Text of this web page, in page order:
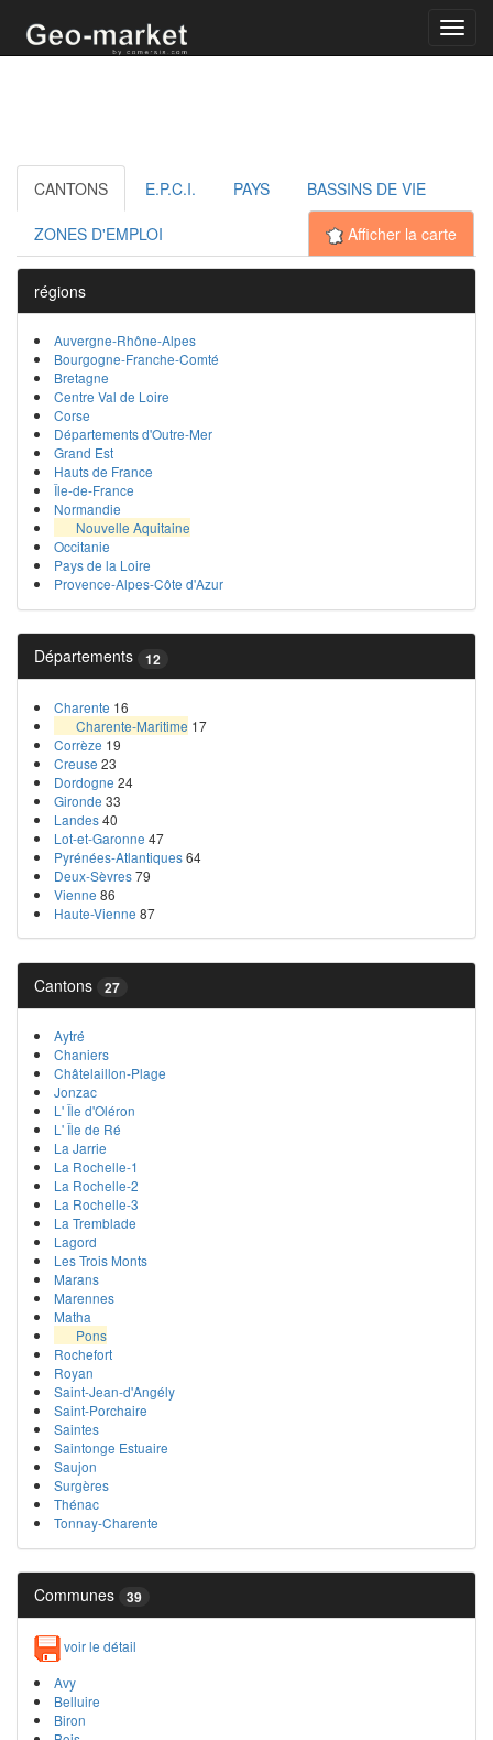
CANTONS E.P.C.I. PAYS BASSINS DE VIE
ZONES D'EMPLOI Afficher la carte
régions
Auvergne-Rhône-Alpes
Bourgogne-Franche-Comté
Bretagne
Centre Val de Loire
Corse
Départements d'Outre-Mer
Grand Est
Hauts de France
Île-de-France
Normandie
Nouvelle Aquitaine
Occitanie
Pays de la Loire
Provence-Alpes-Côte d'Azur
Départements 12
Charente 16
Charente-Maritime 17
Corrèze 19
Creuse 23
Dordogne 24
Gironde 33
Landes40
Lot-et-Garonne 47
Pyrénées-Atlantiques64
Deux-Sèvres79
Vienne 86
Haute-Vienne 87
Cantons 27
Aytré
Chaniers
Châtelaillon-Plage
Jonzac
L' Île d'Oléron
L' Île de Ré
La Jarrie
La Rochelle-1
La Rochelle-2
La Rochelle-3
La Tremblade
Lagord
Les Trois Monts
Marans
Marennes
Matha
Pons
Rochefort
Royan
Saint-Jean-d'Angély
Saint-Porchaire
Saintes
Saintonge Estuaire
Saujon
Surgères
Thénac
Tonnay-Charente
Communes 39
voir le détail
Avy
Belluire
Biron